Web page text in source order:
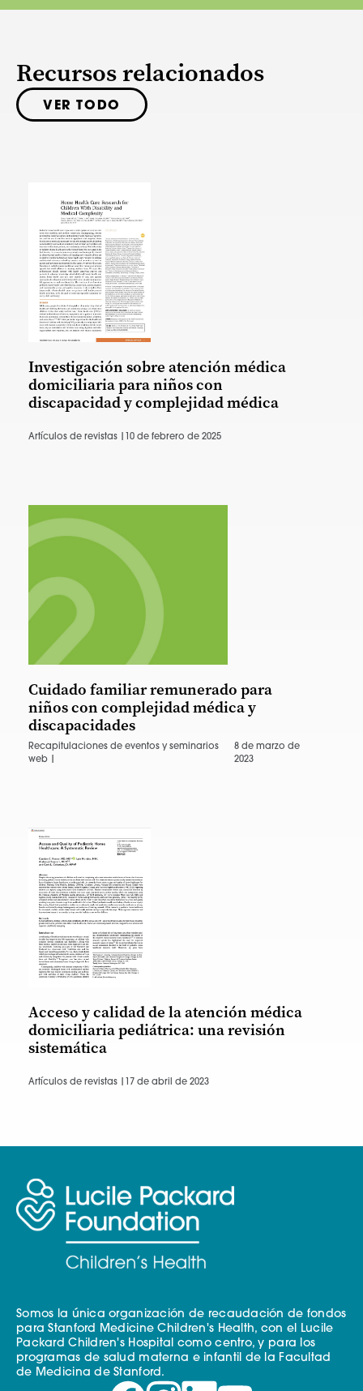
Recursos relacionados
VER TODO
Investigación sobre atención médica
domiciliaria para niños con
discapacidad y complejidad médica
Artículos de revistas | 10 de febrero de 2025
Cuidado familiar remunerado para
niños con complejidad médica y
discapacidades
Recapitulaciones de eventos y seminarios
web |
8 de marzo de
2023
Acceso y calidad de la atención médica
domiciliaria pediátrica: una revisión
sistemática
Artículos de revistas | 17 de abril de 2023
Somos la única organización de recaudación de fondos
para Stanford Medicine Children's Health, con el Lucile
Packard Children's Hospital como centro, y para los
programas de salud materna e infantil de la Facultad
de Medicina de Stanford.